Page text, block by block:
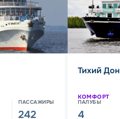
ПАССАЖИРЫ
242
Тихий Дон
КОМФОРТ
ПАЛУБЫ
4